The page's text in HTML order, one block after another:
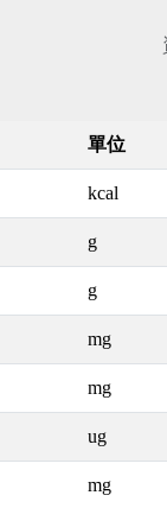
單位
kcal
g
g
mg
mg
ug
mg